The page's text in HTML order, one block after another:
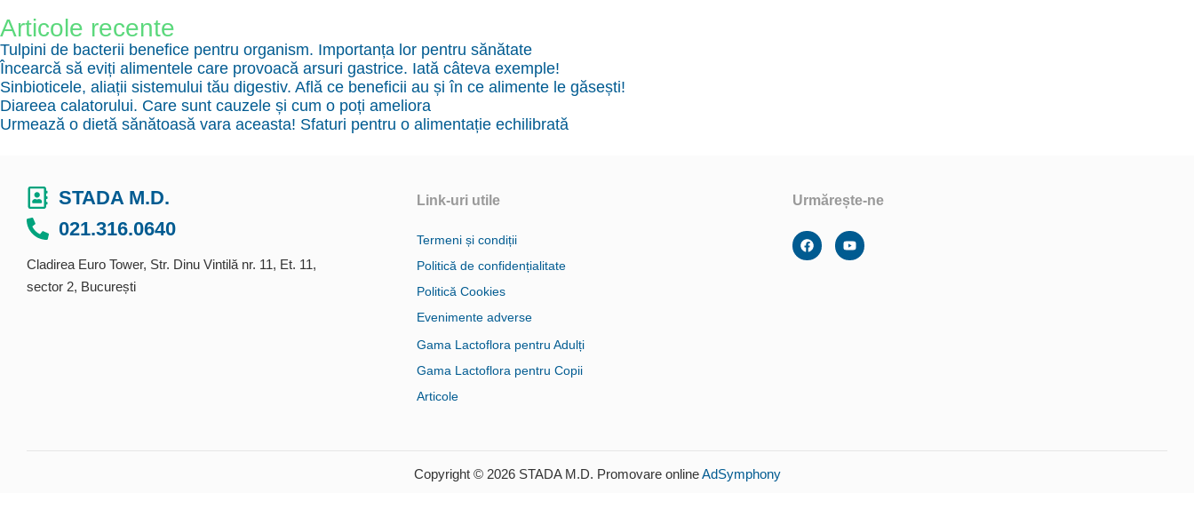
Articole recente
Tulpini de bacterii benefice pentru organism. Importanța lor pentru sănătate
Încearcă să eviți alimentele care provoacă arsuri gastrice. Iată câteva exemple!
Sinbioticele, aliații sistemului tău digestiv. Află ce beneficii au și în ce alimente le găsești!
Diareea calatorului. Care sunt cauzele și cum o poți ameliora
Urmează o dietă sănătoasă vara aceasta! Sfaturi pentru o alimentație echilibrată
STADA M.D.
021.316.0640
Cladirea Euro Tower, Str. Dinu Vintilă nr. 11, Et. 11,
sector 2, București
Link-uri utile
Termeni și condiții
Politică de confidențialitate
Politică Cookies
Evenimente adverse
Gama Lactoflora pentru Adulți
Gama Lactoflora pentru Copii
Articole
Urmărește-ne
Copyright © 2026 STADA M.D. Promovare onlineAdSymphony